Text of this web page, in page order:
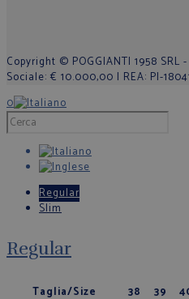
Copyright © POGGIANTI 1958 SRL
Sociale: € 10.000,00 | REA: PI-
0
Regular
Slim
Regular
Taglia/Size 38 39